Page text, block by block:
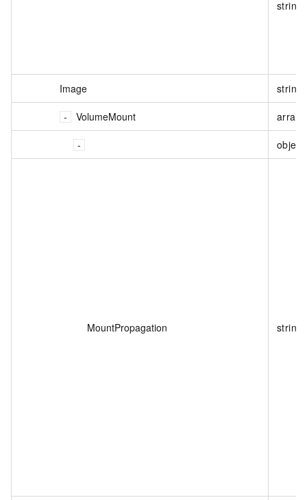
string
Image string
VolumeMount
object
MountPropagation string